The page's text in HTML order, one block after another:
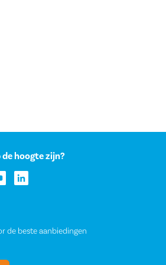
hoogte zijn?
de beste aanbiedingen